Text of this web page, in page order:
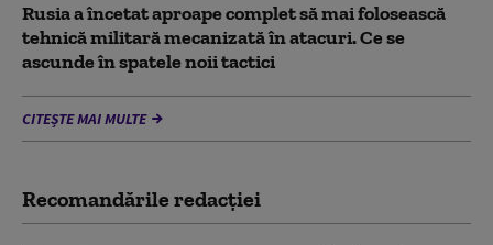
Rusia a încetat aproape complet să mai folosească
tehnică militară mecanizată în atacuri. Ce se
ascunde în spatele noii tactici
CITEȘTE MAI MULTE
Recomandările redacţiei